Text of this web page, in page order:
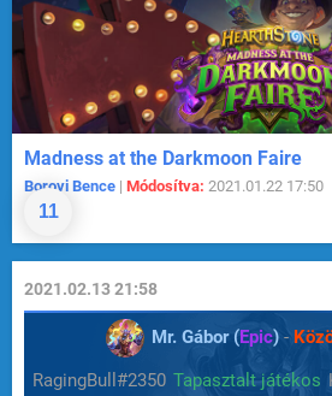
11
Madness at the Darkmoon Faire
Borovi Bence | Módosítva: 2021.01.22 17:50
2021.02.13 21:58
Mr. Gábor (Epic)-
RagingBull#2350 Tapasztalt játékos